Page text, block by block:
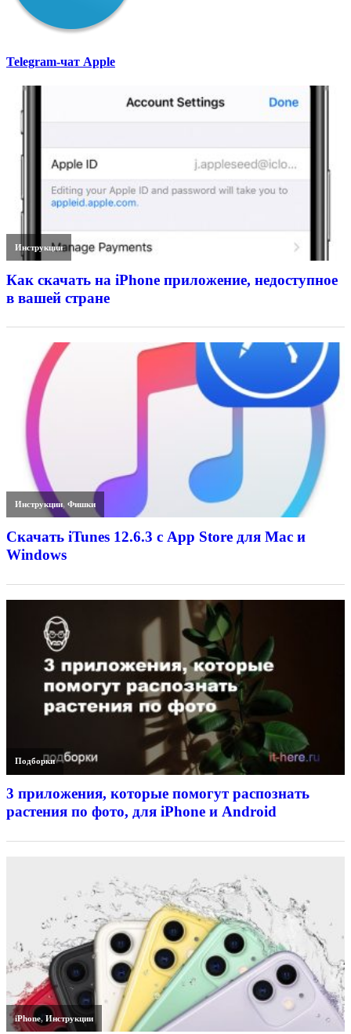
Telegram-чат Apple
Инструкции
Как скачать на iPhone приложение, недоступное
в вашей стране
Инструкции,Фишки
Скачать iTunes 12.6.3 с App Store для Mac и
Windows
Подборки
3 приложения, которые помогут распознать
растения по фото, для iPhone и Android
iPhone,Инструкции